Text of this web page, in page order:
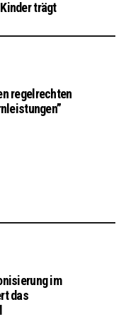
trägt
regelrechten
im
das